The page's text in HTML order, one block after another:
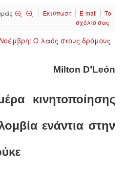
Εκτύπωση E-mail
Το
σχόλιό σας
Milton D’León
κινητοποίησης
ενάντια στην